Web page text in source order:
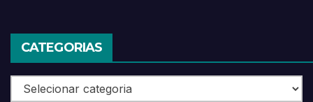
CATEGORIAS
Categorias